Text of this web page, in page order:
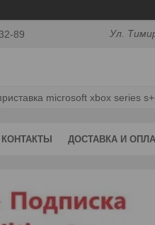
89 Ул.
microsoft xbox series
КОНТАКТЫ ДОСТАВКА И